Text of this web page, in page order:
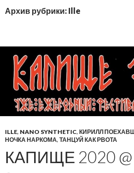
Архив рубрики: Ille
ILLE, NANO SYNTHETIC, КИРИЛЛ
НОЧКА НАРКОМА, ТАНЦУЙ КАК РВОТА
КАПИЩЕ 2020 @